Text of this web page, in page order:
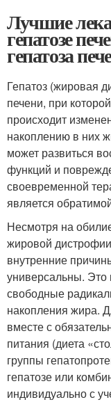
Лучшие
гепатозе
гепатоза
Гепатоз (жировая
печени, при
происходит
накоплению в них
может развиться
функций и
своевременной
является
Несмотря на
жировой
внутренние
универсальны. Это
свободные
накопления жира.
вместе с
питания (диета
группы
гепатозе или
индивидуально с